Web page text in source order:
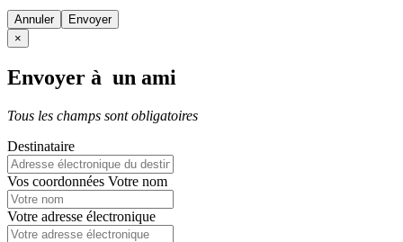
Annuler
×
Envoyer à un ami
Tous les champs sont obligatoires
Destinataire
Vos coordonnées Votre nom
Votre adresse électronique